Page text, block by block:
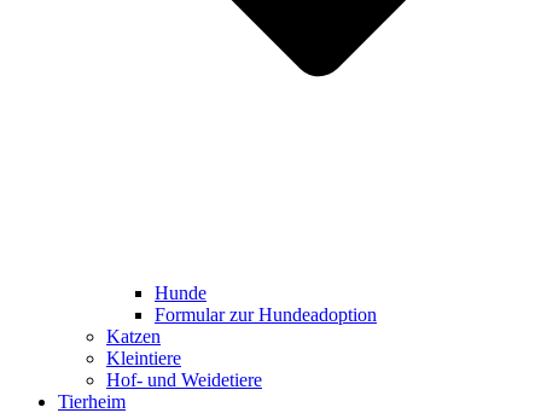
Hunde
Formular zur Hundeadoption
Katzen
Kleintiere
Hof- und Weidetiere
Tierheim